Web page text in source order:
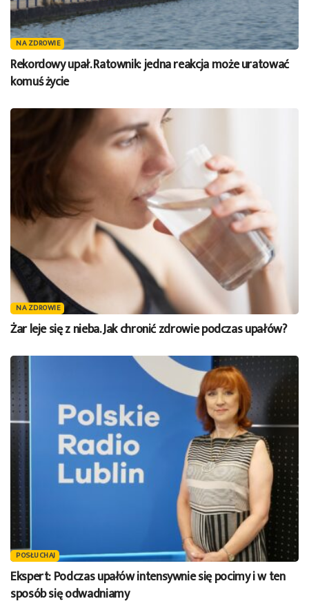
NA ZDROWIE
Rekordowy upał. Ratownik: jedna reakcja może uratować
komuś życie
NA ZDROWIE
Żar leje się z nieba. Jak chronić zdrowie podczas upałów?
POSŁUCHAJ
Ekspert: Podczas upałów intensywnie się pocimy i w ten
sposób się odwadniamy